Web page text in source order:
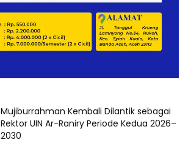
Mujiburrahman Kembali Dilantik sebagai
Rektor UIN Ar-Raniry Periode Kedua 2026–
2030